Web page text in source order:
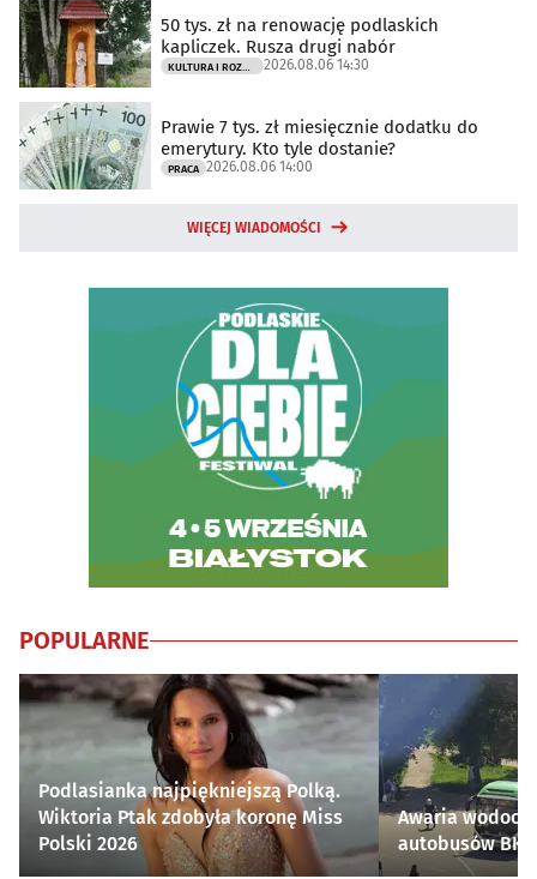
50 tys. zł na renowację podlaskich
kapliczek. Rusza drugi nabór
2026.08.06 14:30
Prawie 7 tys. zł miesięcznie dodatku do
emerytury. Kto tyle dostanie?
PRACA 2026.08.06 14:00
WIĘCEJ WIADOMOŚCI
POPULARNE
Podlasianka najpiękniejszą Polką.
Wiktoria Ptak zdobyła koronę Miss
Polski 2026
Awaria
autobusów